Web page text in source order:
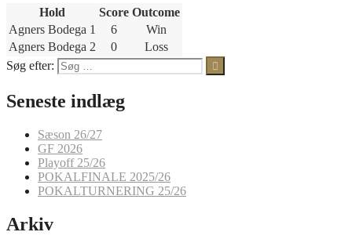
Hold Score Outcome
Agners Bodega 1
6
Win
Agners Bodega 2
0
Loss
Søg efter:
Seneste indlæg
Sæson 26/27
GF 2026
Playoff 25/26
POKALFINALE 2025/26
POKALTURNERING 25/26
Arkiv